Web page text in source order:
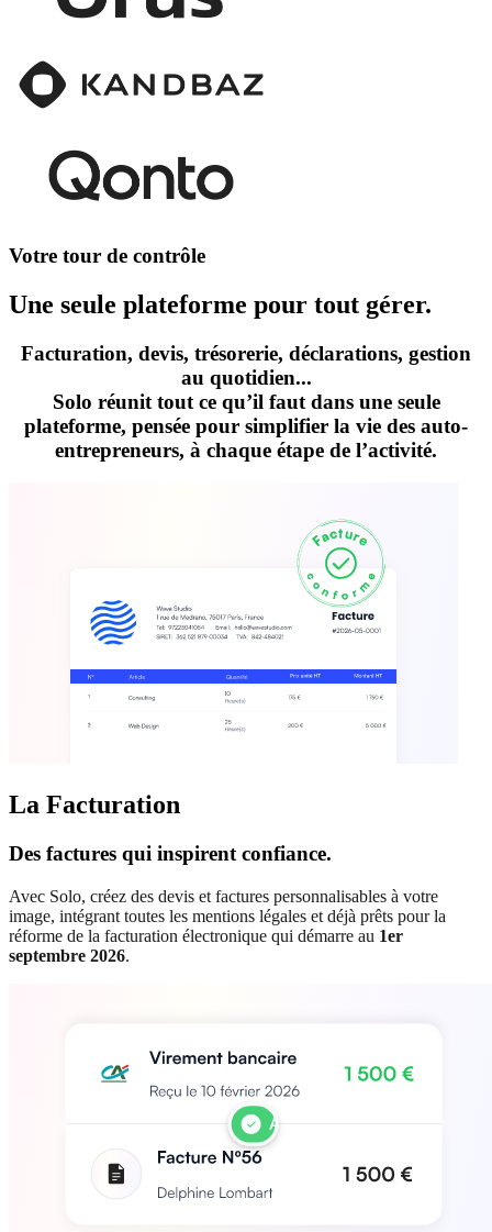
Votre tour de contrôle
Une seule plateforme pour tout gérer.
Facturation, devis, trésorerie, déclarations, gestion
au quotidien...
Solo réunit tout ce qu’il faut dans une seule
plateforme, pensée pour simplifier la vie des auto-
entrepreneurs, à chaque étape de l’activité.
La Facturation
Des factures qui inspirent confiance.
Avec Solo, créez des devis et factures personnalisables à votre
image, intégrant toutes les mentions légales et déjà prêts pour la
réforme de la facturation électronique qui démarre au 1er
septembre 2026.